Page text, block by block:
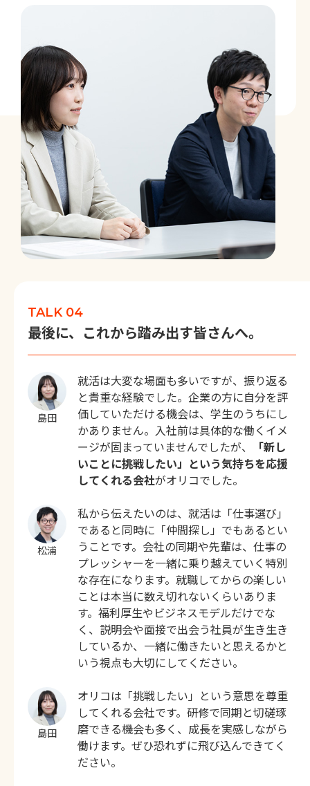
TALK 04
最後に、これから踏み出す皆さんへ。
島田
就活は大変な場面も多いですが、振り返る
と貴重な経験でした。企業の方に自分を評
価していただける機会は、学生のうちにし
かありません。入社前は具体的な働くイメ
ージが固まっていませんでしたが、
「新し
いことに挑戦したい」という気持ちを応援
してくれる会社がオリコでした。
松浦
私から伝えたいのは、就活は「仕事選び」
であると同時に「仲間探し」でもあるとい
うことです。会社の同期や先輩は、仕事の
プレッシャーを一緒に乗り越えていく特別
な存在になります。就職してからの楽しい
ことは本当に数え切れないくらいありま
す。福利厚生やビジネスモデルだけでな
く、説明会や面接で出会う社員が生き生き
しているか、一緒に働きたいと思えるかと
いう視点も大切にしてください。
島田
オリコは「挑戦したい」という意思を尊重
してくれる会社です。研修で同期と切磋琢
磨できる機会も多く、成長を実感しながら
働けます。ぜひ恐れずに飛び込んできてく
ださい。